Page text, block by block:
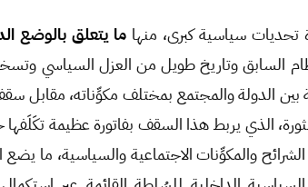
تحديات سياسية كبرى، منها ما يتعلق بالوضع
السابق وتاريخ طويل من العزل السياسي
الدولة والمجتمع بمختلف مكوِّناته، مقابل
الشرائح والمكوِّنات الاجتماعية والسياسية، ما